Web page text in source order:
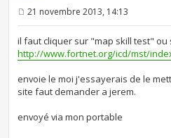
e
s
s
a
e
21 novembre 2013, 14:13
il faut cliquer sur "map skill test" ou
http://www.fortnet.org/icd/mst/
envoie le moi j'essayerais de le
site faut demander a jerem.
envoyé via mon portable